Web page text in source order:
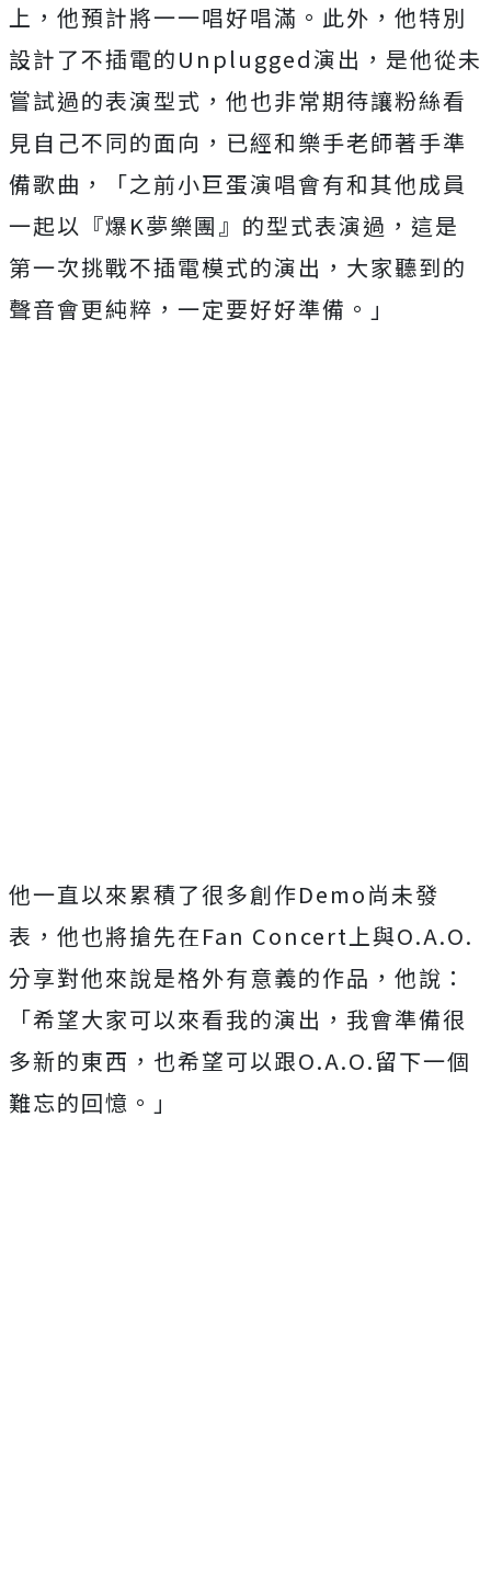
上，他預計將一一唱好唱滿。此外， 他特別
設計了不插電的Unplugged演出， 是他從未
嘗試過的表演型式， 他也非常期待讓粉絲看
見自己不同的面向， 已經和樂手老師著手準
備歌曲，「之前小巨蛋演唱會有和其他成員
一起以『爆K夢樂團』 的型式表演過，這是
第一次挑戰不插電模式的演出， 大家聽到的
聲音會更純粹，一定要好好準備。」
他一直以來累積了很多創作Demo尚未發
表，他也將搶先在Fan Concert 上與O.A.O.
分享對他來說是格外有意義的作品 ，他說：
「希望大家可以來看我的演出，我會準備很
多新的東西， 也希望可以跟O.A.O.留下一個
難忘的回憶。」